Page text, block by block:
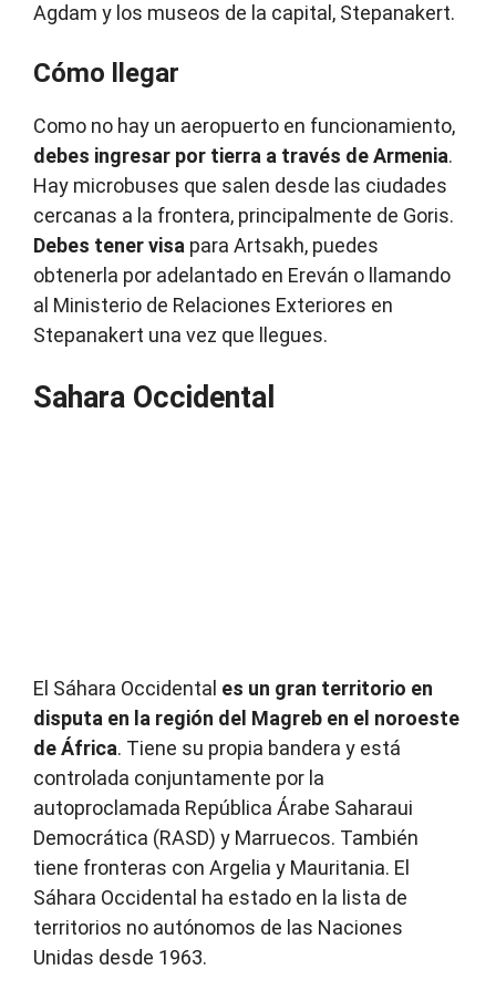
Agdam y los museos de la capital, Stepanakert.
Cómo llegar
Como no hay un aeropuerto en funcionamiento,
debes ingresar por tierra a través de Armenia.
Hay microbuses que salen desde las ciudades
cercanas a la frontera, principalmente de Goris.
Debes tener visa para Artsakh, puedes
obtenerla por adelantado en Ereván o llamando
al Ministerio de Relaciones Exteriores en
Stepanakert una vez que llegues.
Sahara Occidental
El Sáhara Occidental es un gran territorio en
disputa en la región del Magreb en el noroeste
de África. Tiene su propia bandera y está
controlada conjuntamente por la
autoproclamada República Árabe Saharaui
Democrática (RASD) y Marruecos. También
tiene fronteras con Argelia y Mauritania. El
Sáhara Occidental ha estado en la lista de
territorios no autónomos de las Naciones
Unidas desde 1963.